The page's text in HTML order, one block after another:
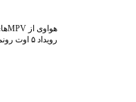
رویداد ۵ اوت رونمایی کرد